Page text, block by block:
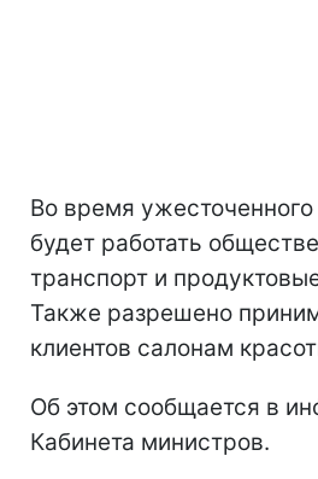
Во время ужесточенного
будет работать
транспорт и
Также разрешено
клиентов салонам
Об этом сообщается в
Кабинета министров.